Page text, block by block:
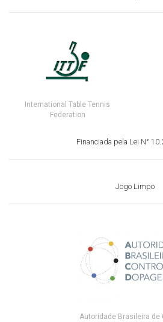
International Table Tennis
Federation
Financiada pela Lei N°
Jogo Limpo
Autoridade Brasileira de